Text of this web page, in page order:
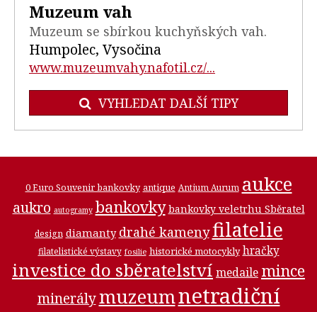
Muzeum vah
Muzeum se sbírkou kuchyňských vah.
Humpolec, Vysočina
www.muzeumvahy.nafotil.cz/...
VYHLEDAT DALŠÍ TIPY
0 Euro Souvenir bankovky antique Antium Aurum aukce
aukro autogramy bankovky bankovky veletrhu Sběratel
design diamanty drahé kamenyfilatelie
filatelistické výstavy fosilie historické motocykly hračky
investice do sběratelství medaile mince
minerálymuzeumnetradiční